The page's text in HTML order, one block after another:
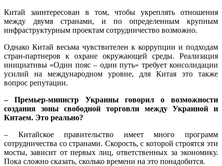
Китай заинтересован в том, чтобы укреплять отношения
между двумя странами, и по определенным крупным
инфраструктурным проектам сотрудничество возможно.
Однако Китай весьма чувствителен к коррупции и подходам
стран-партнеров к охране окружающей среды. Реализация
инициативы «Один пояс – один путь» требует консолидации
усилий на международном уровне, для Китая это также
вопрос репутации.
– Премьер-министр Украины говорил о возможности
создания зоны свободной торговли между Украиной и
Китаем. Это реально?
– Китайское правительство имеет много программ
сотрудничества со странами. Скорость, с которой строятся эти
мосты, зависит от первых лиц, ответственных за экономику.
Пока сложно сказать, сколько времени на это понадобится.